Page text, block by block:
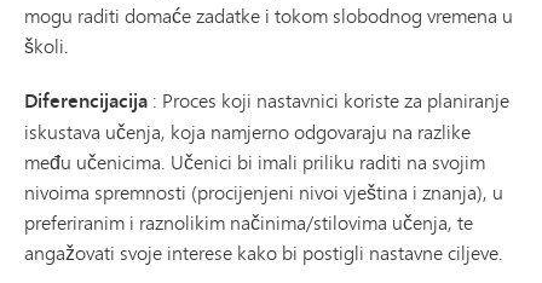
mogu raditi domaće zadatke i tokom slobodnog vremena u
školi.
Diferencijacija : Proces koji nastavnici koriste za planiranje
iskustava učenja, koja namjerno odgovaraju na razlike
među učenicima. Učenici bi imali priliku raditi na svojim
nivoima spremnosti (procijenjeni nivoi vještina i znanja), u
preferiranim i raznolikim načinima/stilovima učenja, te
angažovati svoje interese kako bi postigli nastavne ciljeve.